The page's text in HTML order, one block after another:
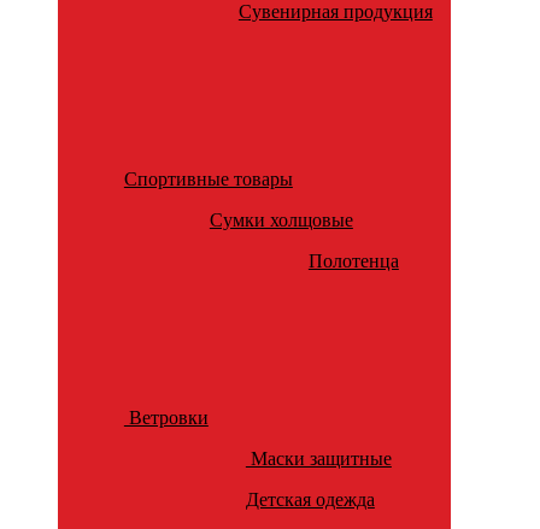
Сувенирная продукция
Спортивные товары
Сумки холщовые
Полотенца
Ветровки
Маски защитные
Детская одежда